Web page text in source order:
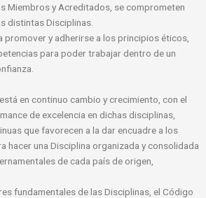
Miembros y Acreditados, se comprometen
distintas Disciplinas.
promover y adherirse a los principios éticos,
para poder trabajar dentro de un
en continuo cambio y crecimiento, con el
de excelencia en dichas disciplinas,
que favorecen a la dar encuadre a los
hacer una Disciplina organizada y consolidada
de cada país de origen,
fundamentales de las Disciplinas, el Código